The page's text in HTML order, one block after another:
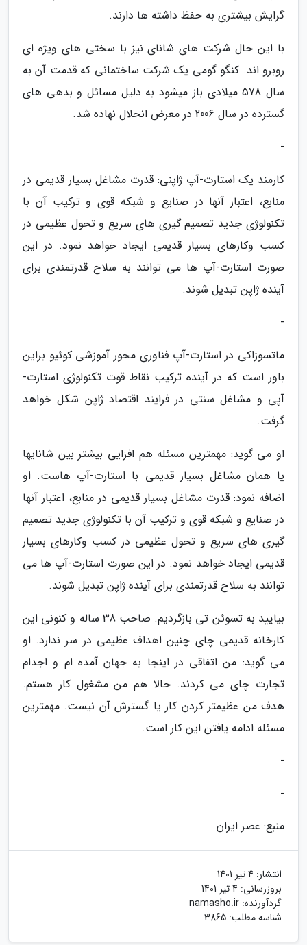
گرایش بیشتری به حفظ داشته ها دارند.
با این حال شرکت های شانای نیز با سختی های ویژه ای
روبرو اند. کنگو گومی یک شرکت ساختمانی که قدمت آن به
سال 578 میلادی باز میشود به دلیل مسائل و بدهی های
گسترده در سال 2006 در معرض انحلال نهاده شد.
-
کارمند یک استارت-آپ ژاپنی: قدرت مشاغل بسیار قدیمی در
منابع، اعتبار آنها در صنایع و شبکه قوی و ترکیب آن با
تکنولوژی جدید تصمیم گیری های سریع و تحول عظیمی در
کسب وکارهای بسیار قدیمی ایجاد خواهد نمود. در این
صورت استارت-آپ ها می توانند به سلاح قدرتمندی برای
آینده ژاپن تبدیل شوند.
-
ماتسوزاکی در استارت-آپ فناوری محور آموزشی کوئیو براین
باور است که در آینده ترکیب نقاط قوت تکنولوژی استارت-
آپی و مشاغل سنتی در فرایند اقتصاد ژاپن شکل خواهد
گرفت.
او می گوید: مهمترین مسئله هم افزایی بیشتر بین شانایها
یا همان مشاغل بسیار قدیمی با استارت-آپ هاست. او
اضافه نمود: قدرت مشاغل بسیار قدیمی در منابع، اعتبار آنها
در صنایع و شبکه قوی و ترکیب آن با تکنولوژی جدید تصمیم
گیری های سریع و تحول عظیمی در کسب وکارهای بسیار
قدیمی ایجاد خواهد نمود. در این صورت استارت-آپ ها می
توانند به سلاح قدرتمندی برای آینده ژاپن تبدیل شوند.
بیایید به تسوئن تی بازگردیم. صاحب 38 ساله و کنونی این
کارخانه قدیمی چای چنین اهداف عظیمی در سر ندارد. او
می گوید: من اتفاقی در اینجا به جهان آمده ام و اجدام
تجارت چای می کردند. حالا هم من مشغول کار هستم.
هدف من عظیمتر کردن کار یا گسترش آن نیست. مهمترین
مسئله ادامه یافتن این کار است.
-
-
منبع: عصر ایران
انتشار: 4 تیر 1401
بروزرسانی: 4 تیر 1401
گردآورنده: namasho.ir
شناسه مطلب: 3865